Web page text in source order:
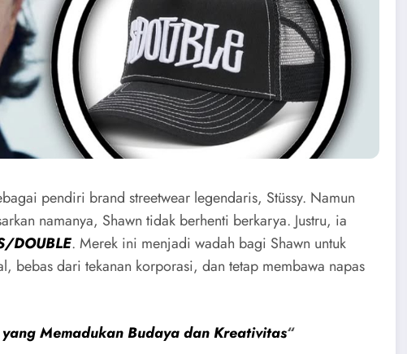
pendiri brand streetwear legendaris, Stüssy. Namun
namanya, Shawn tidak berhenti berkarya. Justru, ia
DOUBLE. Merek ini menjadi wadah bagi Shawn untuk
bebas dari tekanan korporasi, dan tetap membawa napas
Memadukan Budaya dan Kreativitas“